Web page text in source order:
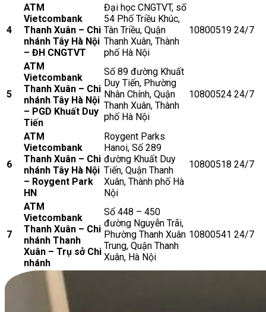
4
ATM
Vietcombank
Thanh Xuân – Chi
nhánh Tây Hà Nội
– ĐH CNGTVT
Đại học CNGTVT, số
54 Phố Triều Khúc,
Tân Triều, Quận
Thanh Xuân, Thành
phố Hà Nội
10800519 24/7
5
ATM
Vietcombank
Thanh Xuân – Chi
nhánh Tây Hà Nội
– PGD Khuất Duy
Tiến
Số 89 đường Khuất
Duy Tiến, Phường
Nhân Chính, Quận
Thanh Xuân, Thành
phố Hà Nội
10800524 24/7
6
ATM
Vietcombank
Thanh Xuân – Chi
nhánh Tây Hà Nội
– Roygent Park
HN
Roygent Parks
Hanoi, Số 289
đường Khuất Duy
Tiến, Quận Thanh
Xuân, Thành phố Hà
Nội
10800518 24/7
7
ATM
Vietcombank
Thanh Xuân – Chi
nhánh Thanh
Xuân – Trụ sở Chi
nhánh
Số 448 – 450
đường Nguyễn Trãi,
Phường Thanh Xuân
Trung, Quận Thanh
Xuân, Hà Nội
10800541 24/7